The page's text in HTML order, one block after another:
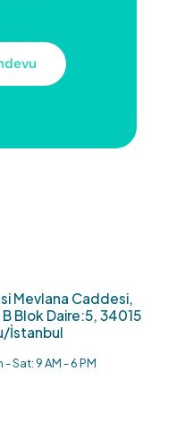
Mevlana Caddesi,
Blok Daire:5, 34015
İstanbul
Sat: 9 AM - 6 PM